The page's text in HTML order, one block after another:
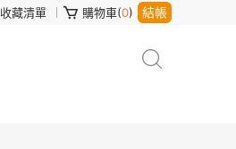
收藏清單 購物車(0) 結帳